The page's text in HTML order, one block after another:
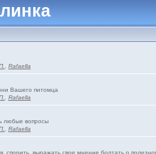
Rafaella
Вашего питомца
Rafaella
любые вопросы
Rafaella
спорить, выражать свое мнение болтать о